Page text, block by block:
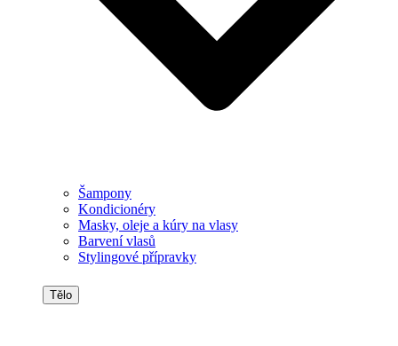
Šampony
Kondicionéry
Masky, oleje a kúry na vlasy
Barvení vlasů
Stylingové přípravky
Tělo